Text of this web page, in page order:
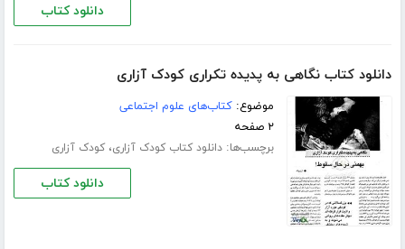
دانلود کتاب
دانلود کتاب نگاهی به پدیده تکراری کودک آزاری
موضوع:کتاب‌های علوم اجتماعی
۲ صفحه
برچسب‌ها:دانلود کتاب کودک آزاری،کودک آزاری
دانلود کتاب